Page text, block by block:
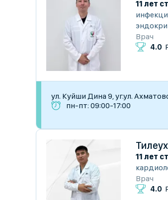
11 лет
Врач
4.0
ул. Куйши Дина 9, уг.ул.
пн-пт: 09:00-17:00
11 лет
Врач
4.0